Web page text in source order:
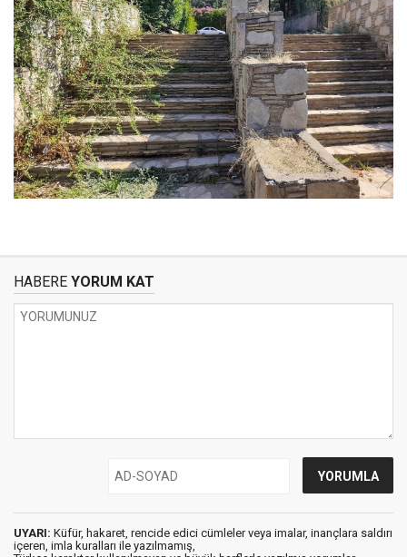
HABERE YORUM KAT
UYARI: Küfür, hakaret, rencide edici cümleler veya imalar, inançlara saldırı
içeren, imla kuralları ile yazılmamış,